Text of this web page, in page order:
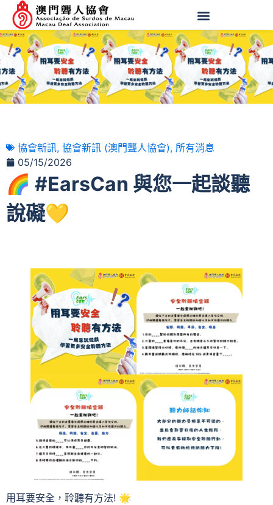
協會新訊, 協會新訊 (澳門聾人協會), 所有消息
05/15/2026
🌈 #EarsCan 與您一起談聽
說礙💛
用耳要安全，聆聽有方法! 🌟